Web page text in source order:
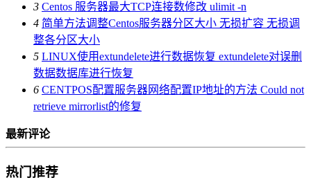
3 Centos 服务器最大TCP连接数修改 ulimit -n
4 简单方法调整Centos服务器分区大小 无损扩容 无损调
整各分区大小
5 LINUX使用extundelete进行数据恢复 extundelete对误删
数据数据库进行恢复
6 CENTPOS配置服务器网络配置IP地址的方法 Could not
retrieve mirrorlist的修复
最新评论
热门推荐